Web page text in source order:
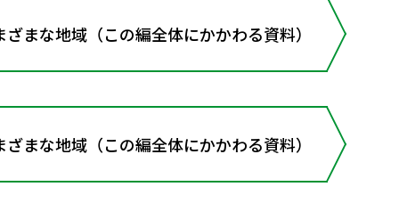
まな地域（この編全体にかかわる資料）
まな地域（この編全体にかかわる資料）